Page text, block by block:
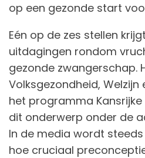
op een gezonde start
Eén op de zes stellen
uitdagingen rondom
gezonde zwangerschap.
Volksgezondheid,
het programma
dit onderwerp onder de
In de media wordt
hoe cruciaal